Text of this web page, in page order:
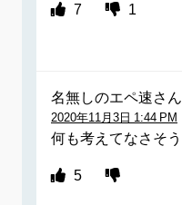
7 1
名無しのエペ速さん
2020年11月3日 1:44 PM
何も考えてなさそう
5